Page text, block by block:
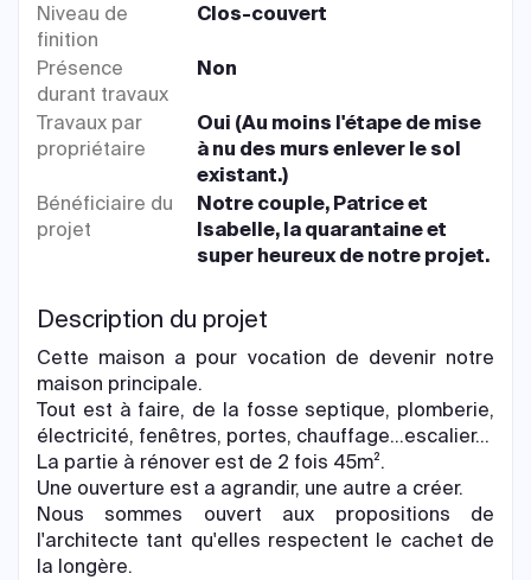
Niveau de
finition
Clos-couvert
Présence
durant travaux
Non
Travaux par
propriétaire
Oui (Au moins l'étape de mise
à nu des murs enlever le sol
existant.)
Bénéficiaire du
projet
Notre couple, Patrice et
Isabelle, la quarantaine et
super heureux de notre projet.
Description du projet
Cette maison a pour vocation de devenir notre
maison principale.
Tout est à faire, de la fosse septique, plomberie,
électricité, fenêtres, portes, chauffage...escalier...
La partie à rénover est de 2 fois 45m².
Une ouverture est a agrandir, une autre a créer.
Nous sommes ouvert aux propositions de
l'architecte tant qu'elles respectent le cachet de
la longère.